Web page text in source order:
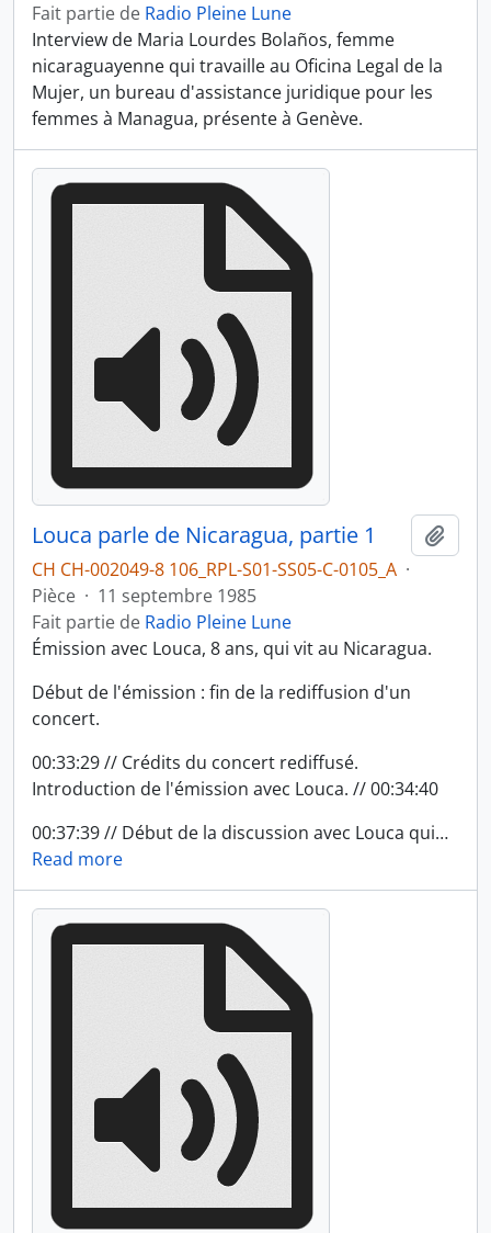
Fait partie de Radio Pleine Lune
Interview de Maria Lourdes Bolaños, femme
nicaraguayenne qui travaille au Oficina Legal de la
Mujer, un bureau d'assistance juridique pour les
femmes à Managua, présente à Genève.
Louca parle de Nicaragua, partie 1
CH CH-002049-8 106_RPL-S01-SS05-C-0105_A ·
Pièce · 11 septembre 1985
Fait partie de Radio Pleine Lune
Émission avec Louca, 8 ans, qui vit au Nicaragua.
Début de l'émission : fin de la rediffusion d'un
concert.
00:33:29 // Crédits du concert rediffusé.
Introduction de l'émission avec Louca. // 00:34:40
00:37:39 // Début de la discussion avec Louca qui…
Read more